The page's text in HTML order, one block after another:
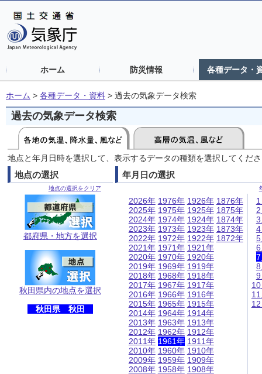
ホーム 防災情報 各種データ・
ホーム > 各種データ・資料 > 過去の気象データ検索
過去の気象データ検索
地点と年月日時を選択して、表示するデータの種類を選択してくだ
地点の選択
地点の選択をクリア
都府県・地方を選択
秋田県内の地点を選択
秋田県 秋田
年月日の選択
2026年
2025年
2024年
2023年
2022年
2021年
2020年
2019年
2018年
2017年
2016年
2015年
2014年
2013年
2012年
2011年
2010年
2009年
2008年
1976年
1975年
1974年
1973年
1972年
1971年
1970年
1969年
1968年
1967年
1966年
1965年
1964年
1963年
1962年
1961年
1960年
1959年
1958年
1926年
1925年
1924年
1923年
1922年
1921年
1920年
1919年
1918年
1917年
1916年
1915年
1914年
1913年
1912年
1911年
1910年
1909年
1908年
1876年
1875年
1874年
1873年
1872年